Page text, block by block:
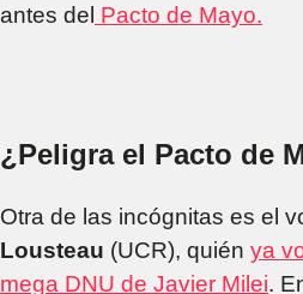
antes del Pacto de Mayo.
¿Peligra el Pacto de
Otra de las incógnitas es el
Lousteau (UCR), quién ya
mega DNU de Javier Milei.